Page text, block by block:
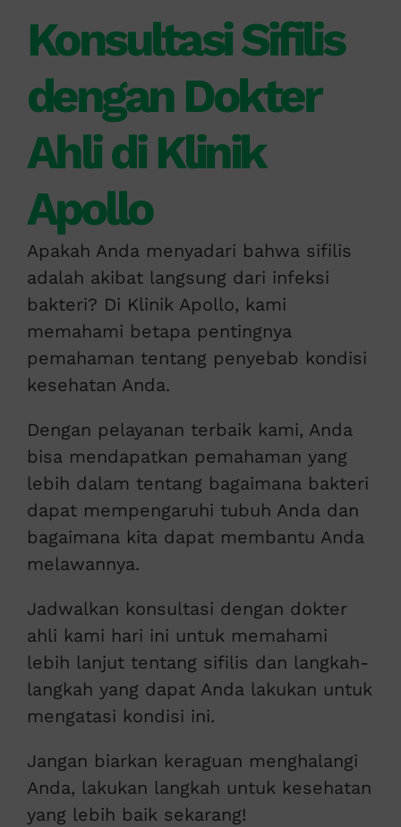
Konsultasi Sifilis
dengan Dokter
Ahli di Klinik
Apollo
Apakah Anda menyadari bahwa sifilis
adalah akibat langsung dari infeksi
bakteri? Di Klinik Apollo, kami
memahami betapa pentingnya
pemahaman tentang penyebab kondisi
kesehatan Anda.
Dengan pelayanan terbaik kami, Anda
bisa mendapatkan pemahaman yang
lebih dalam tentang bagaimana bakteri
dapat mempengaruhi tubuh Anda dan
bagaimana kita dapat membantu Anda
melawannya.
Jadwalkan konsultasi dengan dokter
ahli kami hari ini untuk memahami
lebih lanjut tentang sifilis dan langkah-
langkah yang dapat Anda lakukan untuk
mengatasi kondisi ini.
Jangan biarkan keraguan menghalangi
Anda, lakukan langkah untuk kesehatan
yang lebih baik sekarang!